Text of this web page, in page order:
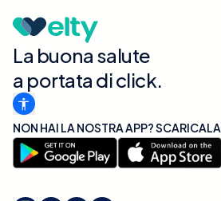
La buona salute
a portata di click.
NON HAI LA NOSTRA APP? SCARICALA